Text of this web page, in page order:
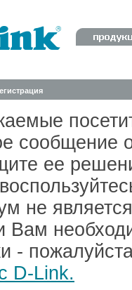
сообщение
ее
не
Вам
-
D-Link.